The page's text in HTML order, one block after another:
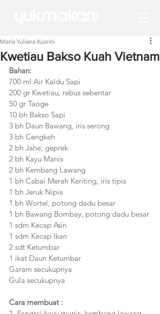
Kwetiau Bakso Kuah Vietnam
Maria Yuliana Kusrini
Bahan:
700 ml Air Kaldu Sapi
200 gr Kwetiau, rebus sebentar
50 gr Taoge
10 bh Bakso Sapi
3 bh Daun Bawang, iris serong
3 bh Cengkeh
2 bh Jahe, geprek
2 bh Kayu Manis
2 bh Kembang Lawang
1 bh Cabai Merah Keriting, iris tipis
1 bh Jeruk Nipis
1 bh Wortel, potong dadu besar
1 bh Bawang Bombay, potong dadu besar
1 sdm Kecap Asin
1 sdm Kecap Ikan
2 sdt Ketumbar
1 ikat Daun Ketumbar
Garam secukupnya
Gula secukupnya
Cara membuat :